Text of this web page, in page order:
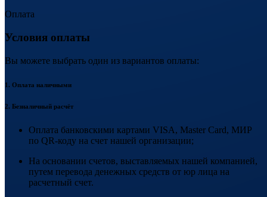
Оплата
Условия оплаты
Вы можете выбрать один из вариантов оплаты:
1. Оплата наличными
2. Безналичный расчёт
Оплата банковскими картами VISA, Master Card, МИР
по QR-коду на счет нашей организации;
На основании счетов, выставляемых нашей компанией,
путем перевода денежных средств от юр лица на
расчетный счет.